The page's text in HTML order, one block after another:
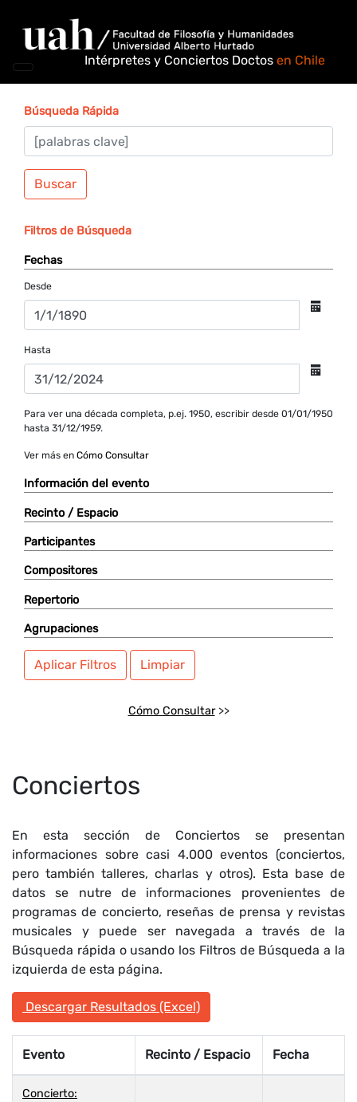
Intérpretes y Conciertos Doctos en Chile
Búsqueda Rápida
Buscar
Filtros de Búsqueda
Fechas
Desde
Hasta
Para ver una década completa, p.ej. 1950, escribir desde 01/01/1950
hasta 31/12/1959.
Ver más en Cómo Consultar
Información del evento
Recinto / Espacio
Participantes
Compositores
Repertorio
Agrupaciones
Aplicar Filtros Limpiar
Cómo Consultar>>
Conciertos
En esta sección de Conciertos se presentan
informaciones sobre casi 4.000 eventos (conciertos,
pero también talleres, charlas y otros). Esta base de
datos se nutre de informaciones provenientes de
programas de concierto, reseñas de prensa y revistas
musicales y puede ser navegada a través de la
Búsqueda rápida o usando los Filtros de Búsqueda a la
izquierda de esta página.
Descargar Resultados (Excel)
Evento Recinto / Espacio Fecha
Concierto: